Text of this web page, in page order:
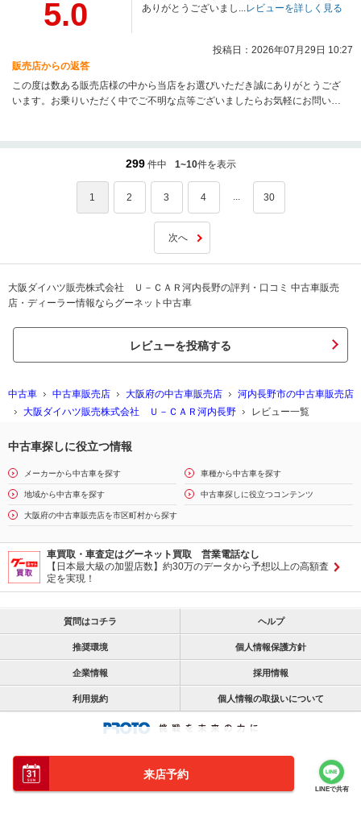
来店予約
LINEで共有
5.0
ありがとうございまし...レビューを詳しく見る
投稿日：2026年07月29日 10:27
販売店からの返答
この度は数ある販売店様の中から当店をお選びいただき誠にありがとうござ
います。お乗りいただく中でご不明な点等ございましたらお気軽にお問い合
299 件中 1~10件を表示
1 2 3 4 ... 30
次へ
大阪ダイハツ販売株式会社 Ｕ－ＣＡＲ河内長野の評判・口コミ 中古車販売
店・ディーラー情報ならグーネット中古車
レビューを投稿する
中古車 中古車販売店 大阪府の中古車販売店
河内長野市の中古車販売店
大阪ダイハツ販売株式会社 Ｕ－ＣＡＲ河内長野
レビュー一覧
中古車探しに役立つ情報
メーカーから中古車を探す 車種から中古車を探す
地域から中古車を探す 中古車探しに役立つコンテンツ
大阪府の中古車販売店を市区町村から探す
車買取・車査定はグーネット買取 営業電話なし
【日本最大級の加盟店数】約30万のデータから予想以上の高額査
定を実現！
質問はコチラ ヘルプ
推奨環境 個人情報保護方針
企業情報 採用情報
利用規約 個人情報の取扱いについて